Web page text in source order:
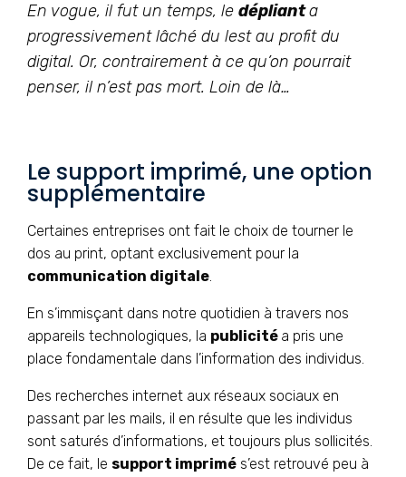
En vogue, il fut un temps, le déplianta
progressivement lâché du lest au profit du
digital. Or, contrairement à ce qu’on pourrait
penser, il n’est pas mort. Loin de là…
Le support imprimé, une option
supplémentaire
Certaines entreprises ont fait le choix de tourner le
dos au print, optant exclusivement pour la
communication digitale.
En s’immisçant dans notre quotidien à travers nos
appareils technologiques, la publicité a pris une
place fondamentale dans l’information des individus.
Des recherches internet aux réseaux sociaux en
passant par les mails, il en résulte que les individus
sont saturés d’informations, et toujours plus sollicités.
De ce fait, le support imprimé s’est retrouvé peu à